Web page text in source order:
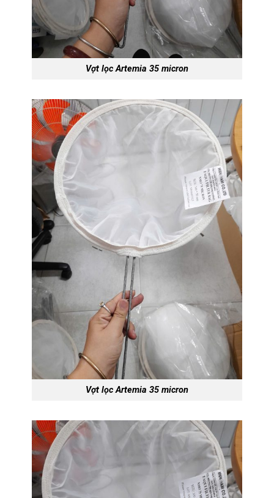
Vợt lọc Artemia 35 micron
Vợt lọc Artemia 35 micron